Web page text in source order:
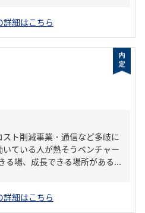
詳細はこちら
ト削減事業・通信など多岐に
ている人が熱そうベンチャー
る場、成長できる場所がある...
詳細はこちら